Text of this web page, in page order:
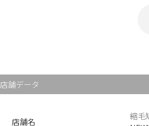
店舗データ
店舗名
縮毛